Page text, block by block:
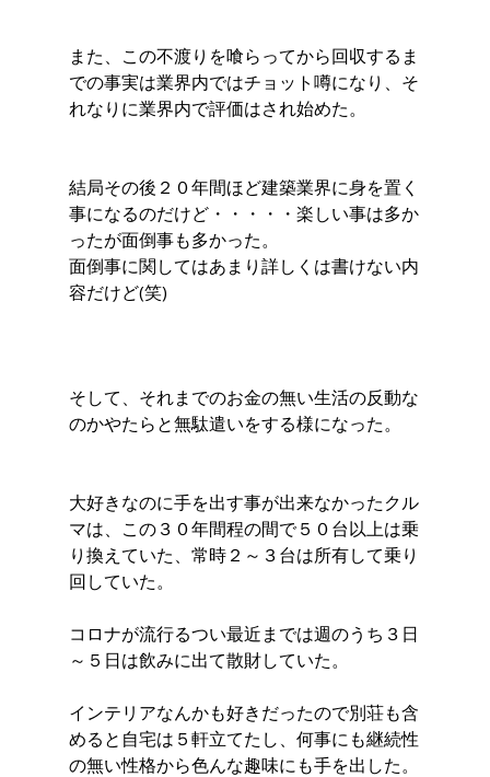
また、この不渡りを喰らってから回収するま
での事実は業界内ではチョット噂になり、そ
れなりに業界内で評価はされ始めた。
結局その後２０年間ほど建築業界に身を置く
事になるのだけど・・・・・楽しい事は多か
ったが面倒事も多かった。
面倒事に関してはあまり詳しくは書けない内
容だけど(笑)
そして、それまでのお金の無い生活の反動な
のかやたらと無駄遣いをする様になった。
大好きなのに手を出す事が出来なかったクル
マは、この３０年間程の間で５０台以上は乗
り換えていた、常時２～３台は所有して乗り
回していた。
コロナが流行るつい最近までは週のうち３日
～５日は飲みに出て散財していた。
インテリアなんかも好きだったので別荘も含
めると自宅は５軒立てたし、何事にも継続性
の無い性格から色んな趣味にも手を出した。